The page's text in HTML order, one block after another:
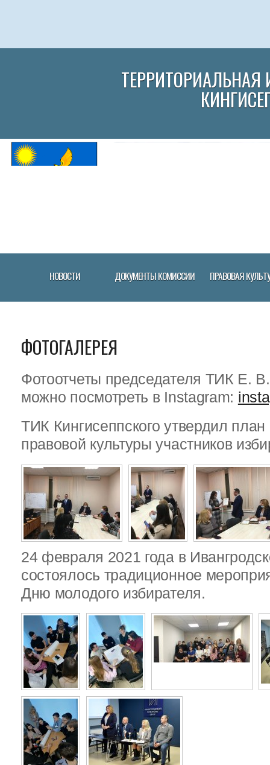
НОВОСТИ ДОКУМЕНТЫ КОМИССИИ ПРАВОВАЯ
ФОТОГАЛЕРЕЯ
Фотоотчеты председателя ТИК Е.
можно посмотреть в Instagram:
ТИК Кингисеппского утвердил
правовой культуры участников
24 февраля 2021 года в
состоялось традиционное
Дню молодого избирателя.